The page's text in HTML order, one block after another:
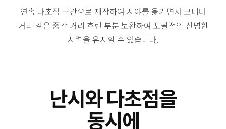
연속 다초점 구간으로 제작하여 시야를 옮기면서 모니터
거리 같은 중간 거리 흐린 부분 보완하여 포괄적인 선명한
시력을 유지할 수 있습니다.
난시와 다초점을
동시에